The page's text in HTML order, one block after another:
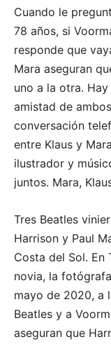
Cuando le
78 años, si
responde que
Mara aseguran
uno a la otra.
amistad de
conversación
entre Klaus y
ilustrador y
juntos. Mara,
Tres Beatles
Harrison y Paul
Costa del Sol. En
novia, la
mayo de 2020, a
Beatles y a
aseguran que